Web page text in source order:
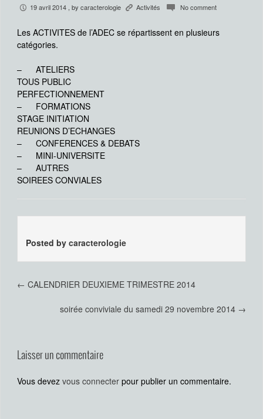
P 19 avril 2014 , by caracterologie K Activités c No comment
Les ACTIVITES de l’ADEC se répartissent en plusieurs
catégories.
– ATELIERS
TOUS PUBLIC
PERFECTIONNEMENT
– FORMATIONS
STAGE INITIATION
REUNIONS D’ECHANGES
– CONFERENCES & DEBATS
– MINI-UNIVERSITE
– AUTRES
SOIREES CONVIALES
Posted by caracterologie
← CALENDRIER DEUXIEME TRIMESTRE 2014
soirée conviviale du samedi 29 novembre 2014 →
Laisser un commentaire
Vous devez vous connecter pour publier un commentaire.